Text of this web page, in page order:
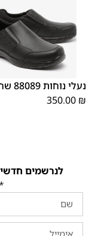
40
41
42
43
נעלי נוחות 88089 שחור
350.00 ₪
לנרשמים חדשים 10% הנחה לקנייה